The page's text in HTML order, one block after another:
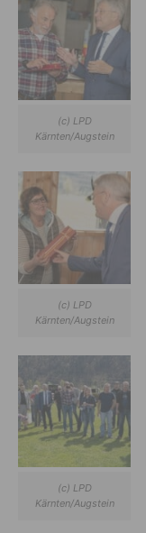
(c) LPD
Kärnten/Augstein
(c) LPD
Kärnten/Augstein
(c) LPD
Kärnten/Augstein